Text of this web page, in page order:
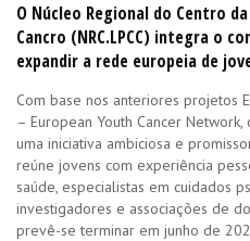
O Núcleo Regional do Centro
Cancro (NRC.LPCC) integra o
expandir a rede europeia de
Com base nos anteriores projetos
– European Youth Cancer
uma iniciativa ambiciosa e
reúne jovens com experiência
saúde, especialistas em cuidados
investigadores e associações de
prevê-se terminar em junho de